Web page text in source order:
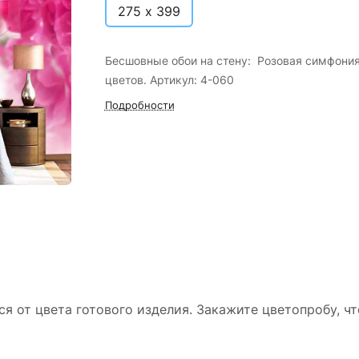
275 х 399
Бесшовные обои на стену: Розовая
цветов. Артикул: 4-060
Подробности
от цвета готового изделия. Закажите цветопробу,